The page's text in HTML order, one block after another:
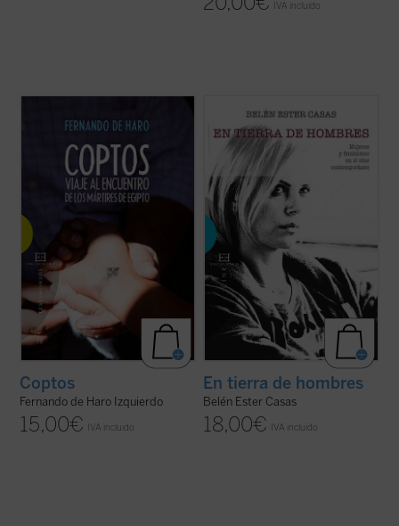
IVA incluido
encuentros sobre el terreno, el periodista
Fernando de Haro nos acerca a la
actualidad y la historia de estos cristianos
de Oriente Próximo que, a pesar de la
persecución, persisten en su rechazo de la
Coptos
Fernando de Haro Izquierdo
15,00€ IVA incluido
¿Cómo ha cambiado, desde los
revolucionarios 60, el personaje femenino
en el cine?
En tierra de hombres. Mujeres y feminismo
en el cine contemporáneo
análisis profundo y sin prejuicios de las
claves de la «nueva ...(ver ficha)
En tierra de hombres
Belén Ester Casas
18,00€ IVA incluido